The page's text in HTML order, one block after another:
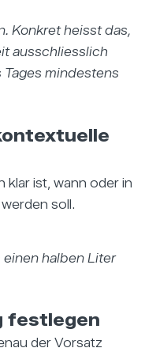
Konkret heisst das,
ausschliesslich
Tages mindestens
klar ist, wann oder in
soll.
einen halben Liter
festlegen
der Vorsatz